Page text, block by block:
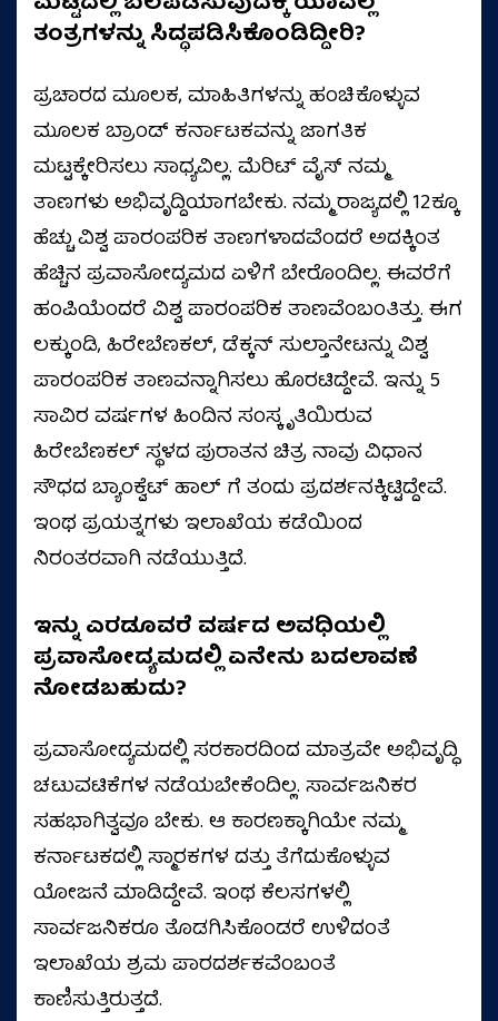
ತಂತ್ರಗಳನ್ನು ಸಿದ್ಧಪಡಿಸಿಕೊಂಡಿದ್ದೀರಿ?
ಪ್ರಚಾರದ ಮೂಲಕ, ಮಾಹಿತಿಗಳನ್ನು ಹಂಚಿಕೊಳ್ಳುವ
ಮೂಲಕ ಬ್ರಾಂಡ್‌ ಕರ್ನಾಟಕವನ್ನು ಜಾಗತಿಕ
ಮಟ್ಟಕ್ಕೇರಿಸಲು ಸಾಧ್ಯವಿಲ್ಲ. ಮೆರಿಟ್‌ ವೈಸ್‌ ನಮ್ಮ
ತಾಣಗಳು ಅಭಿವೃದ್ದಿಯಾಗಬೇಕು. ನಮ್ಮ ರಾಜ್ಯದಲ್ಲಿ 12ಕ್ಕೂ
ಹೆಚ್ಚು ವಿಶ್ವ ಪಾರಂಪರಿಕ ತಾಣಗಳಾದವೆಂದರೆ ಅದಕ್ಕಿಂತ
ಹೆಚ್ಚಿನ ಪ್ರವಾಸೋದ್ಯಮದ ಏಳಿಗೆ ಬೇರೊಂದಿಲ್ಲ. ಈವರೆಗೆ
ಹಂಪಿಯೆಂದರೆ ವಿಶ್ವ ಪಾರಂಪರಿಕ ತಾಣವೆಂಬಂತಿತ್ತು. ಈಗ
ಲಕ್ಕುಂಡಿ, ಹಿರೇಬೆಣಕಲ್‌, ಡೆಕ್ಕನ್‌ ಸುಲ್ತಾನೇಟನ್ನು ವಿಶ್ವ
ಪಾರಂಪರಿಕ ತಾಣವನ್ನಾಗಿಸಲು ಹೊರಟಿದ್ದೇವೆ. ಇನ್ನು 5
ಸಾವಿರ ವರ್ಷಗಳ ಹಿಂದಿನ ಸಂಸ್ಕೃತಿಯಿರುವ
ಹಿರೇಬೆಣಕಲ್‌ ಸ್ಥಳದ ಪುರಾತನ ಚಿತ್ರ ನಾವು ವಿಧಾನ
ಸೌಧದ ಬ್ಯಾಂಕ್ವೆಟ್‌ ಹಾಲ್‌ ಗೆ ತಂದು ಪ್ರದರ್ಶನಕ್ಕಿಟ್ಟಿದ್ದೇವೆ.
ಇಂಥ ಪ್ರಯತ್ನಗಳು ಇಲಾಖೆಯ ಕಡೆಯಿಂದ
ನಿರಂತರವಾಗಿ ನಡೆಯುತ್ತಿದೆ.
ಇನ್ನು ಎರಡೂವರೆ ವರ್ಷದ ಅವಧಿಯಲ್ಲಿ
ಪ್ರವಾಸೋದ್ಯಮದಲ್ಲಿ ಏನೇನು ಬದಲಾವಣೆ
ನೋಡಬಹುದು?
ಪ್ರವಾಸೋದ್ಯಮದಲ್ಲಿ ಸರಕಾರದಿಂದ ಮಾತ್ರವೇ ಅಭಿವೃದ್ಧಿ
ಚಟುವಟಿಕೆಗಳ ನಡೆಯಬೇಕೆಂದಿಲ್ಲ. ಸಾರ್ವಜನಿಕರ
ಸಹಭಾಗಿತ್ವವೂ ಬೇಕು. ಆ ಕಾರಣಕ್ಕಾಗಿಯೇ ನಮ್ಮ
ಕರ್ನಾಟಕದಲ್ಲಿ ಸ್ಮಾರಕಗಳ ದತ್ತು ತೆಗೆದುಕೊಳ್ಳುವ
ಯೋಜನೆ ಮಾಡಿದ್ದೇವೆ. ಇಂಥ ಕೆಲಸಗಳಲ್ಲಿ
ಸಾರ್ವಜನಿಕರೂ ತೊಡಗಿಸಿಕೊಂಡರೆ ಉಳಿದಂತೆ
ಇಲಾಖೆಯ ಶ್ರಮ ಪಾರದರ್ಶಕವೆಂಬಂತೆ
ಕಾಣಿಸುತ್ತಿರುತ್ತದೆ.